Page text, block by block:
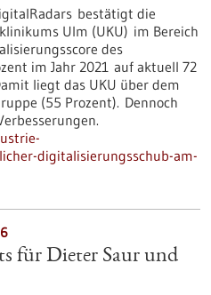
bestätigt die
Ulm (UKU) im Bereich
des
im Jahr 2021 auf aktuell 72
liegt das UKU über dem
(55 Prozent). Dennoch
digitalisierungsschub-am-
für Dieter Saur und